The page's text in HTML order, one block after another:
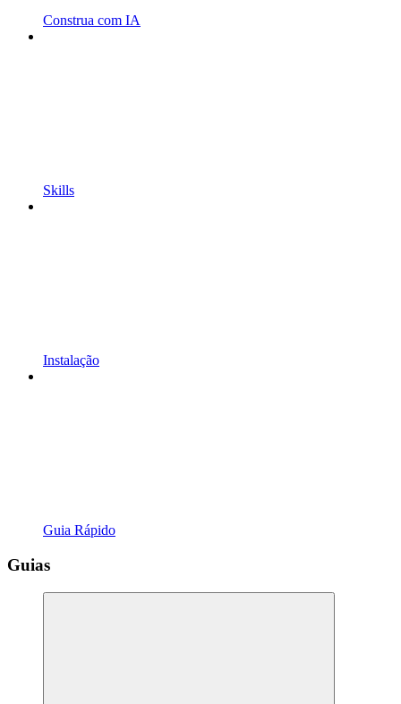
Construa com IA
Skills
Instalação
Guia Rápido
Guias